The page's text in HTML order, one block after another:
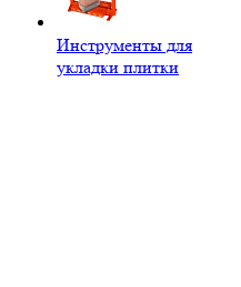
Инструменты для
укладки плитки